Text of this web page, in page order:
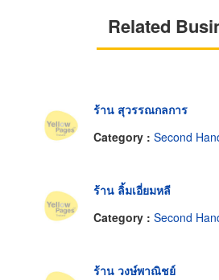
Related
ร้าน สุวรรณกลการ
Category : Second
ร้าน ลิ้มเอี่ยมหลี
Category : Second
ร้าน วงษ์พาณิชย์